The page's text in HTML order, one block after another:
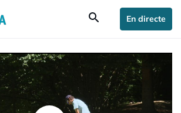
search En directe